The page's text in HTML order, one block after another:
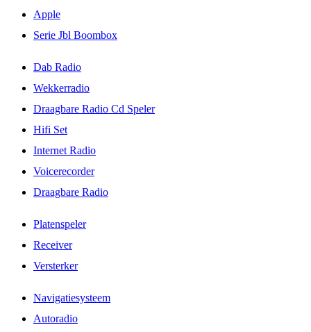
Apple
Serie Jbl Boombox
Dab Radio
Wekkerradio
Draagbare Radio Cd Speler
Hifi Set
Internet Radio
Voicerecorder
Draagbare Radio
Platenspeler
Receiver
Versterker
Navigatiesysteem
Autoradio